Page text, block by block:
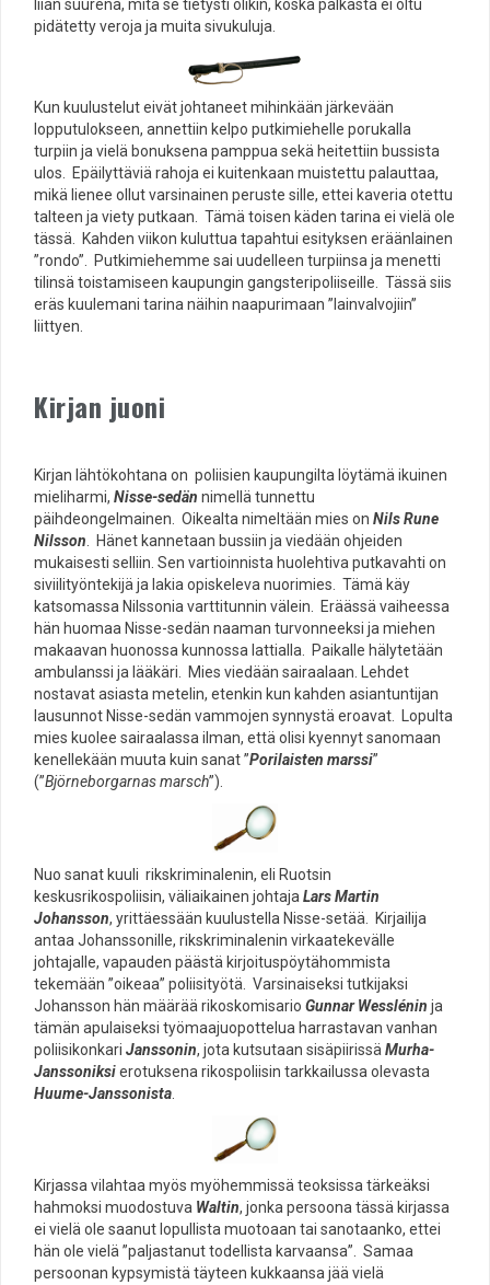
liian suurena, mitä se tietysti olikin, koska palkasta ei oltu
pidätetty veroja ja muita sivukuluja.
Kun kuulustelut eivät johtaneet mihinkään järkevään
lopputulokseen, annettiin kelpo putkimiehelle porukalla
turpiin ja vielä bonuksena pamppua sekä heitettiin bussista
ulos. Epäilyttäviä rahoja ei kuitenkaan muistettu palauttaa,
mikä lienee ollut varsinainen peruste sille, ettei kaveria otettu
talteen ja viety putkaan. Tämä toisen käden tarina ei vielä ole
tässä. Kahden viikon kuluttua tapahtui esityksen eräänlainen
”rondo”. Putkimiehemme sai uudelleen turpiinsa ja menetti
tilinsä toistamiseen kaupungin gangsteripoliiseille. Tässä siis
eräs kuulemani tarina näihin naapurimaan ”lainvalvojiin”
liittyen.
Kirjan juoni
Kirjan lähtökohtana on poliisien kaupungilta löytämä ikuinen
mieliharmi, Nisse-sedän nimellä tunnettu
päihdeongelmainen. Oikealta nimeltään mies on Nils Rune
Nilsson . Hänet kannetaan bussiin ja viedään ohjeiden
mukaisesti selliin. Sen vartioinnista huolehtiva putkavahti on
siviilityöntekijä ja lakia opiskeleva nuorimies. Tämä käy
katsomassa Nilssonia varttitunnin välein. Eräässä vaiheessa
hän huomaa Nisse-sedän naaman turvonneeksi ja miehen
makaavan huonossa kunnossa lattialla. Paikalle hälytetään
ambulanssi ja lääkäri. Mies viedään sairaalaan. Lehdet
nostavat asiasta metelin, etenkin kun kahden asiantuntijan
lausunnot Nisse-sedän vammojen synnystä eroavat. Lopulta
mies kuolee sairaalassa ilman, että olisi kyennyt sanomaan
kenellekään muuta kuin sanat ”Porilaisten marssi”
(”Björneborgarnas marsch”).
Nuo sanat kuuli rikskriminalenin, eli Ruotsin
keskusrikospoliisin, väliaikainen johtaja Lars Martin
Johansson, yrittäessään kuulustella Nisse-setää. Kirjailija
antaa Johanssonille, rikskriminalenin virkaatekevälle
johtajalle, vapauden päästä kirjoituspöytähommista
tekemään ”oikeaa” poliisityötä. Varsinaiseksi tutkijaksi
Johansson hän määrää rikoskomisario Gunnar Wesslénin ja
tämän apulaiseksi työmaajuopottelua harrastavan vanhan
poliisikonkari Janssonin, jota kutsutaan sisäpiirissä Murha-
Janssoniksierotuksena rikospoliisin tarkkailussa olevasta
Huume-Janssonista
Kirjassa vilahtaa myös myöhemmissä teoksissa tärkeäksi
hahmoksi muodostuva Waltin, jonka persoona tässä kirjassa
ei vielä ole saanut lopullista muotoaan tai sanotaanko, ettei
hän ole vielä ”paljastanut todellista karvaansa”. Samaa
persoonan kypsymistä täyteen kukkaansa jää vielä